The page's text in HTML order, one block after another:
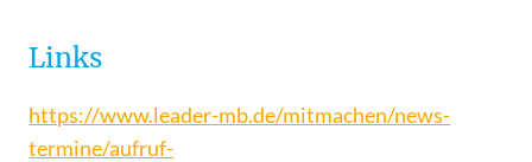
Links
https://www.leader-mb.de/mitmachen/news-
termine/aufruf-